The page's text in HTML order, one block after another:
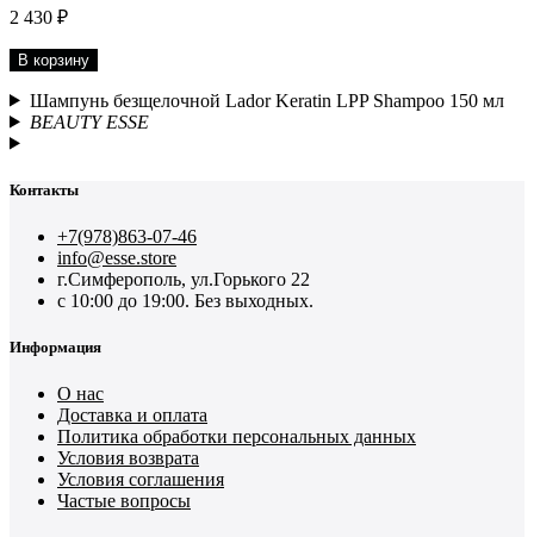
2 430 ₽
В корзину
Шампунь безщелочной Lador Keratin LPP Shampoo 150 мл
BEAUTY ESSE
Контакты
+7(978)863-07-46
info@esse.store
г.Симферополь, ул.Горького 22
с 10:00 до 19:00. Без выходных.
Информация
О нас
Доставка и оплата
Политика обработки персональных данных
Условия возврата
Условия соглашения
Частые вопросы